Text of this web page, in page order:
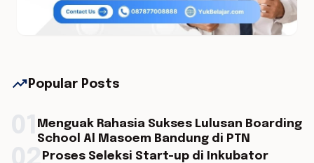
trending_up Popular Posts
Menguak Rahasia Sukses Lulusan Boarding
School Al Masoem Bandung di PTN
Proses Seleksi Start-up di Inkubator